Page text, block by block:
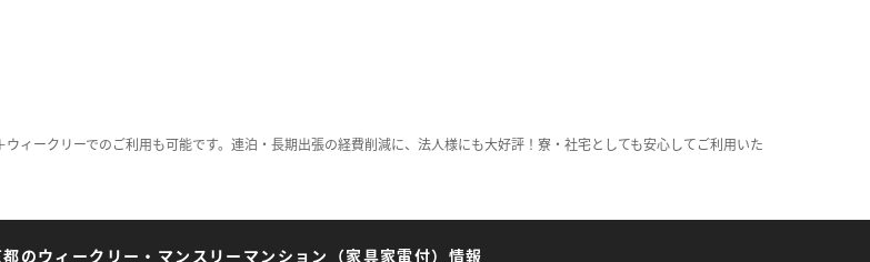
ィークリーでのご利用も可能です。連泊・長期出張の経費削減に、法人様にも大好評！寮・社宅としても安心してご利用いた
のウィークリー・マンスリーマンション（家具家電付）情報